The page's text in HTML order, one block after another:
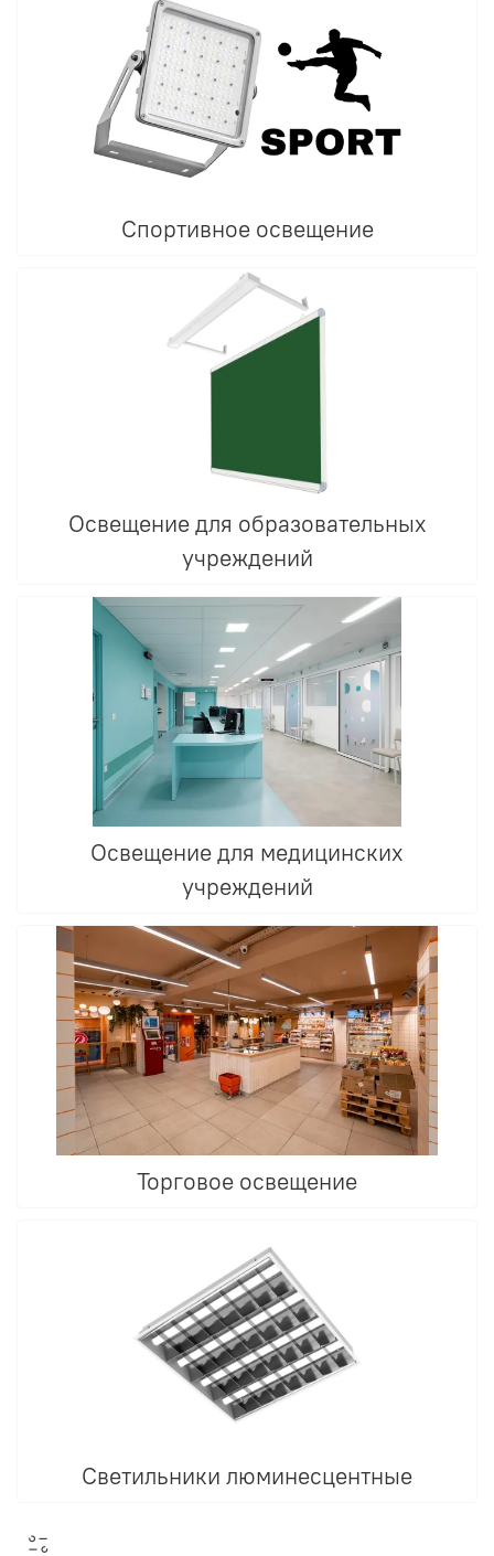
Спортивное освещение
Освещение для образовательных
учреждений
Освещение для медицинских
учреждений
Торговое освещение
Светильники люминесцентные